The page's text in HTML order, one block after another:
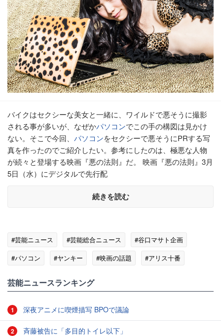
バイクはセクシーな美女と一緒に、ワイルドで悪そうに撮影
される事が多いが、なぜかパソコンでこの手の構図は見かけ
ない。そこで今回、 パソコンをセクシーで悪そうにPRする写
真を作ったのでご紹介したい。参考にしたのは、極悪な人物
が続々と登場する映画『悪の法則』だ。 映画『悪の法則』3月
5日（水）にデジタルで先行配
続きを読む
#芸能ニュース #芸能総合ニュース
#谷口マサト企画
#パソコン
#ヤンキー #映画の話題 #アリス十番
芸能ニュースランキング
1 深夜アニメに喫煙描写 BPOで議論
2 斉藤被告に「多目的トイレ以下」